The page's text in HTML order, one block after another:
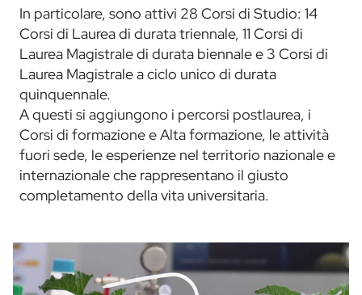
In particolare, sono attivi 28 Corsi di Studio: 14
Corsi di Laurea di durata triennale, 11 Corsi di
Laurea Magistrale di durata biennale e 3 Corsi di
Laurea Magistrale a ciclo unico di durata
quinquennale.
A questi si aggiungono i percorsi postlaurea, i
Corsi di formazione e Alta formazione, le attività
fuori sede, le esperienze nel territorio nazionale e
internazionale che rappresentano il giusto
completamento della vita universitaria.